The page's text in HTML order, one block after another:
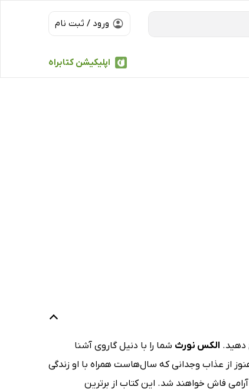
ورود / ثبت نام
اپلیکیشن کتابراه
دهید. الکس نورث شما را با دنیل گاروی آشنا
از عذاب وجدانی که سال‌هاست همراه با او زندگی
فاش خواهند شد. این کتاب از برترین